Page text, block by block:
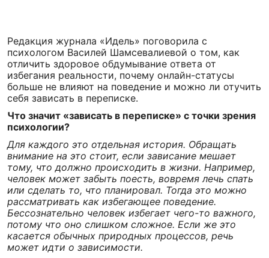
Редакция журнала «Идель» поговорила с
психологом Василей Шамсевалиевой о том, как
отличить здоровое обдумывание ответа от
избегания реальности, почему онлайн-статусы
больше не влияют на поведение и можно ли отучить
себя зависать в переписке.
Что значит «зависать в переписке» с точки зрения
психологии?
Для каждого это отдельная история. Обращать
внимание на это стоит, если зависание мешает
тому, что должно происходить в жизни. Например,
человек может забыть поесть, вовремя лечь спать
или сделать то, что планировал. Тогда это можно
рассматривать как избегающее поведение.
Бессознательно человек избегает чего-то важного,
потому что оно слишком сложное. Если же это
касается обычных природных процессов, речь
может идти о зависимости.